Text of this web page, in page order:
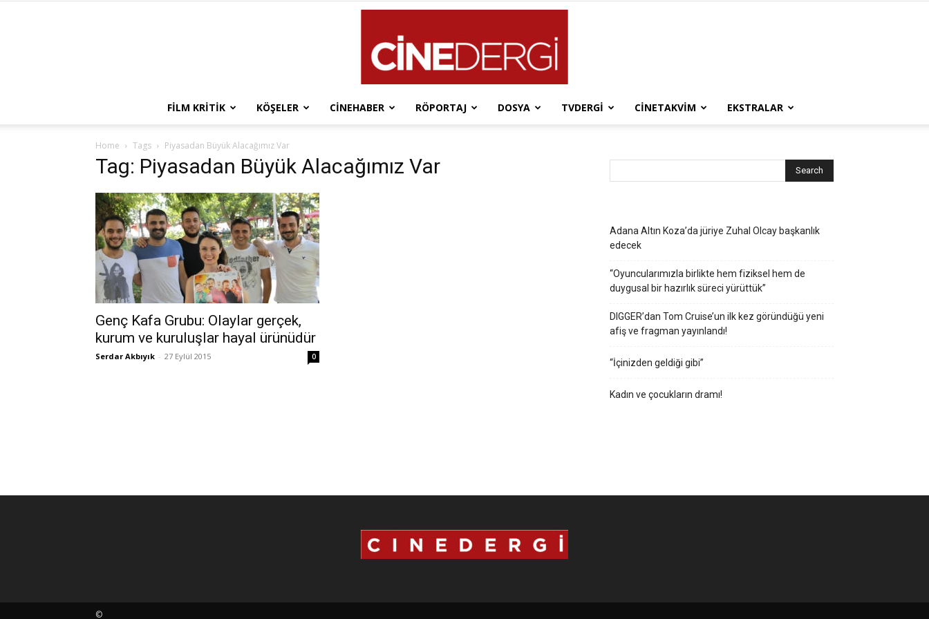
FILM KRITIK KÖŞELER CINEHABER RÖPORTAJ DOSYA TVDERGI CINETAKVIM EKSTRALAR
Home Tags Piyasadan Büyük Alacağımız Var
Tag: Piyasadan Büyük Alacağımız Var
Genç Kafa Grubu: Olaylar gerçek,
kurum ve kuruluşlar hayal ürünüdür
Serdar Akbıyık - 27 Eylül 2015 0
Adana Altın Koza’da jüriye Zuhal Olcay başkanlık
edecek
“Oyuncularımızla birlikte hem fiziksel hem de
duygusal bir hazırlık süreci yürüttük”
DIGGER’dan Tom Cruise’un ilk kez göründüğü yeni
afiş ve fragman yayınlandı!
“İçinizden geldiği gibi”
Kadın ve çocukların dramı!
©